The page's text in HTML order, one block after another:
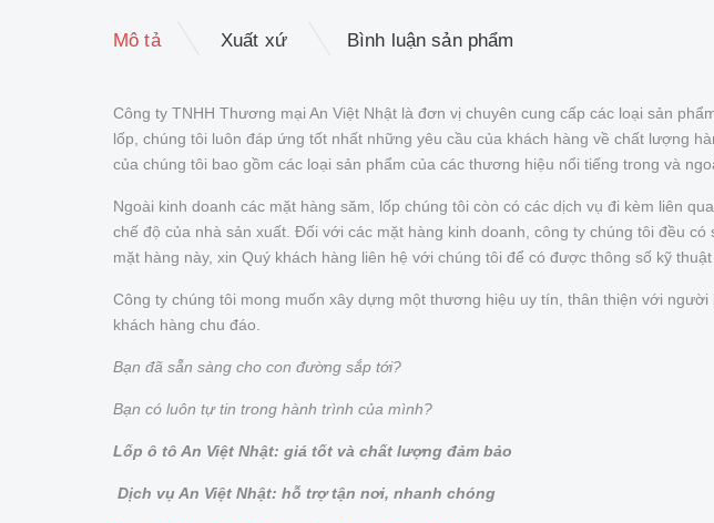
Mô tả Xuất xứ Bình luận sản phẩm
Công ty TNHH Thương mại An Việt Nhật là đơn vị chuyên cung cấp các loại sản
lốp, chúng tôi luôn đáp ứng tốt nhất những yêu cầu của khách hàng về chất lượng
của chúng tôi bao gồm các loại sản phẩm của các thương hiệu nổi tiếng trong và
Ngoài kinh doanh các mặt hàng săm, lốp chúng tôi còn có các dịch vụ đi kèm liên
chế độ của nhà sản xuất. Đối với các mặt hàng kinh doanh, công ty chúng tôi đều
mặt hàng này, xin Quý khách hàng liên hệ với chúng tôi để có được thông số kỹ
Công ty chúng tôi mong muốn xây dựng một thương hiệu uy tín, thân thiện với
khách hàng chu đáo.
Bạn đã sẵn sàng cho con đường sắp tới?
Bạn có luôn tự tin trong hành trình của mình?
Lốp ô tô An Việt Nhật: giá tốt và chất lượng đảm bảo
Dịch vụ An Việt Nhật: hỗ trợ tận nơi, nhanh chóng